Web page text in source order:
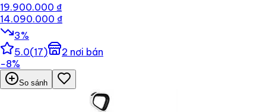
19.900.000 ₫
14.090.000 ₫
3%
5.0(17) 2 nơi bán
−8%
So sánh